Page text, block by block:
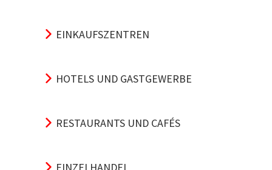
EINKAUFSZENTREN
HOTELS UND GASTGEWERBE
RESTAURANTS UND CAFÉS
EINZELHANDEL